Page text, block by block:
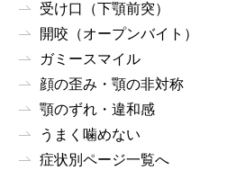
受け口（下顎前突）
開咬（オープンバイト）
ガミースマイル
顔の歪み・顎の非対称
顎のずれ・違和感
うまく噛めない
症状別ページ一覧へ